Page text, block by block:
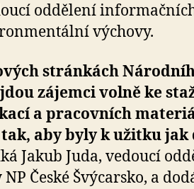
oddělení
výchovy.
stránkách
zájemci volně ke
a pracovních
aby byly k užitku jak
Jakub Juda, vedoucí
České Švýcarsko, a